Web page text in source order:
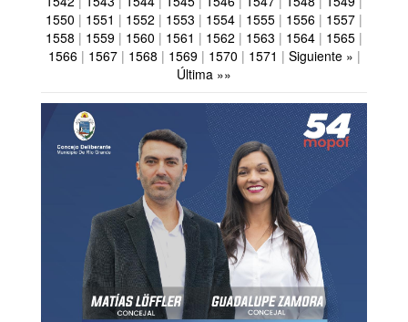
1550 | 1551 | 1552 | 1553 | 1554 | 1555 | 1556 | 1557 |
1558 | 1559 | 1560 | 1561 | 1562 | 1563 | 1564 | 1565 |
1566| 1567| 1568 | 1569| 1570 | 1571 | Siguiente » |
Última »»